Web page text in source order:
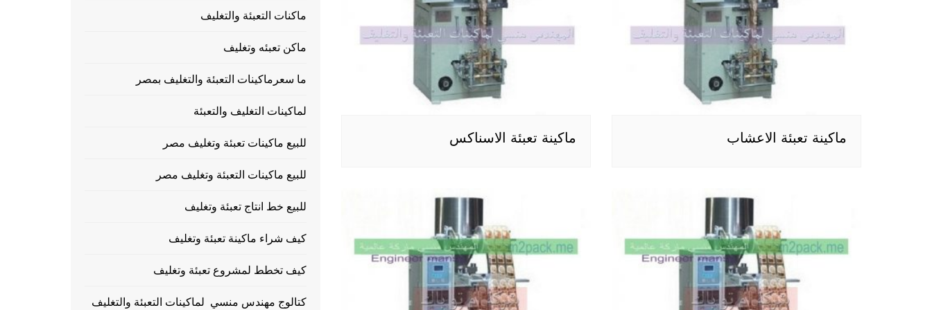
ماكينة تعبئة الاعشاب ماكينة تعبئة الاسناكس
ماكنات التعبئة والتغليف
ماكن تعبئه وتغليف
ما سعرماكينات التعبئة والتغليف بمصر
لماكينات التغليف والتعبئة
للبيع ماكينات تعبئة وتغليف مصر
للبيع ماكينات التعبئة وتغليف مصر
للبيع خط انتاج تعبئة وتغليف
كيف شراء ماكينة تعبئة وتغليف
كيف تخطط لمشروع تعبئة وتغليف
كتالوج مهندس منسي لماكينات التعبئة والتغليف